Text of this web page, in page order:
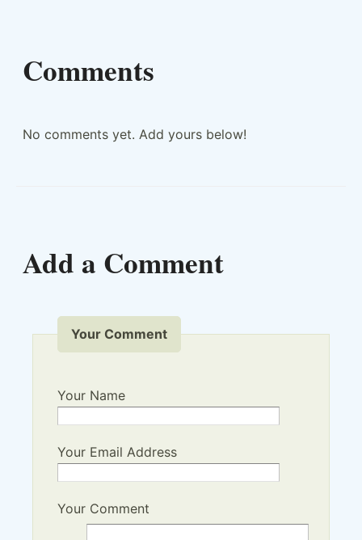
Comments
No comments yet. Add yours below!
Add a Comment
Your Comment
Your Name
Your Email Address
Your Comment